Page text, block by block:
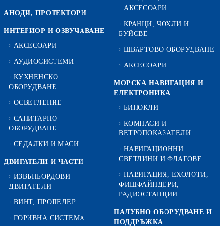
АНОДИ, ПРОТЕКТОРИ
ИНТЕРИОР И ОЗВУЧАВАНЕ
АКСЕСОАРИ
АУДИОСИСТЕМИ
КУХНЕНСКО
ОБОРУДВАНЕ
ОСВЕТЛЕНИЕ
САНИТАРНО
ОБОРУДВАНЕ
СЕДАЛКИ И МАСИ
ДВИГАТЕЛИ И ЧАСТИ
ИЗВЪНБОРДОВИ
ДВИГАТЕЛИ
ВИНТ, ПРОПЕЛЕР
ГОРИВНА СИСТЕМА
АКСЕСОАРИ
КРАНЦИ, ЧОХЛИ И
БУЙОВЕ
ШВАРТОВО ОБОРУДВАНЕ
АКСЕСОАРИ
МОРСКА НАВИГАЦИЯ И
ЕЛЕКТРОНИКА
БИНОКЛИ
КОМПАСИ И
ВЕТРОПОКАЗАТЕЛИ
НАВИГАЦИОННИ
СВЕТЛИНИ И ФЛАГОВЕ
НАВИГАЦИЯ, ЕХОЛОТИ,
ФИШФАЙНДЕРИ,
РАДИОСТАНЦИИ
ПАЛУБНО ОБОРУДВАНЕ И
ПОДДРЪЖКА